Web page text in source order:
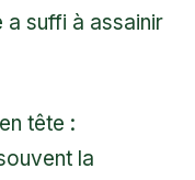
a suffi à assainir
tête :
la